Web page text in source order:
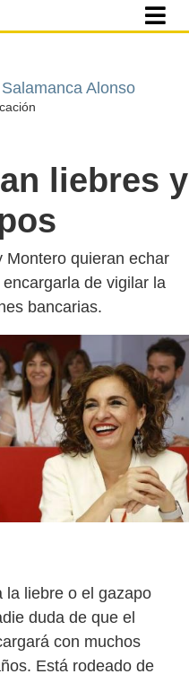
Alonso
liebres y
Montero quieran echar
de vigilar la
la liebre o el gazapo
duda de que el
con muchos
Está rodeado de